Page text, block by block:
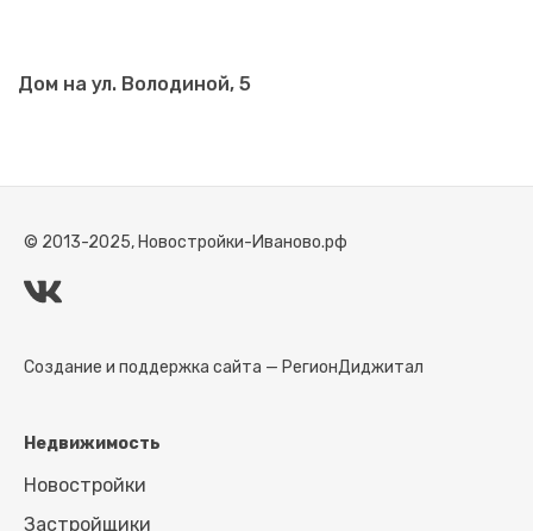
Дом на ул. Володиной, 5
© 2013-2025, Новостройки-Иваново.рф
Создание и поддержка сайта — РегионДиджитал
Недвижимость
Новостройки
Застройщики